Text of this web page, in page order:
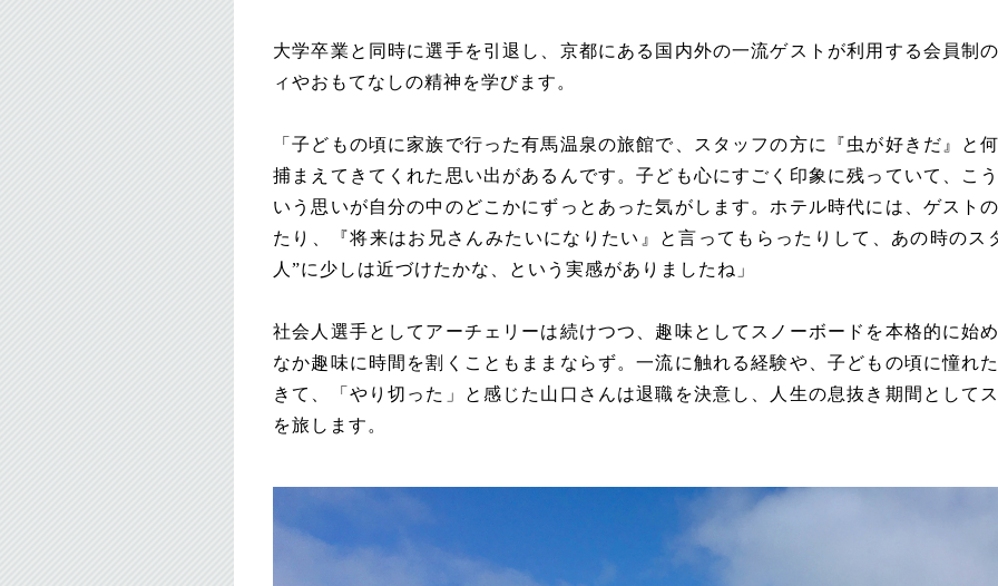
大学卒業と同時に選手を引退し、京都にある国内外の一流ゲストが利用する会員制
ィやおもてなしの精神を学びます。
「子どもの頃に家族で行った有馬温泉の旅館で、スタッフの方に『虫が好きだ』と
捕まえてきてくれた思い出があるんです。子ども心にすごく印象に残っていて、こ
いう思いが自分の中のどこかにずっとあった気がします。ホテル時代には、ゲスト
たり、『将来はお兄さんみたいになりたい』と言ってもらったりして、あの時のス
人”に少しは近づけたかな、という実感がありましたね」
社会人選手としてアーチェリーは続けつつ、趣味としてスノーボードを本格的に始
なか趣味に時間を割くこともままならず。一流に触れる経験や、子どもの頃に憧れ
きて、「やり切った」と感じた山口さんは退職を決意し、人生の息抜き期間として
を旅します。